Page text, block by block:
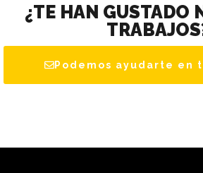
¿TE HAN GUSTADO
Podemos ayudarte en